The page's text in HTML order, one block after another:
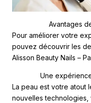
Avantages
Pour améliorer votre
pouvez découvrir les
Alisson Beauty Nails –
Une
La peau est votre atout
nouvelles